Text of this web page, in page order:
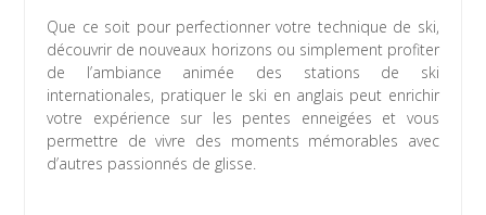
Que ce soit pour perfectionner votre technique de ski,
découvrir de nouveaux horizons ou simplement profiter
de l’ambiance animée des stations de ski
internationales, pratiquer le ski en anglais peut enrichir
votre expérience sur les pentes enneigées et vous
permettre de vivre des moments mémorables avec
d’autres passionnés de glisse.